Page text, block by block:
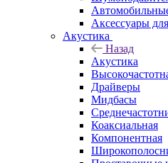
Аксессуары
Акустика
Назад
Акустика
Драйверы
Мидбасы
Коаксиальная
Компонентная